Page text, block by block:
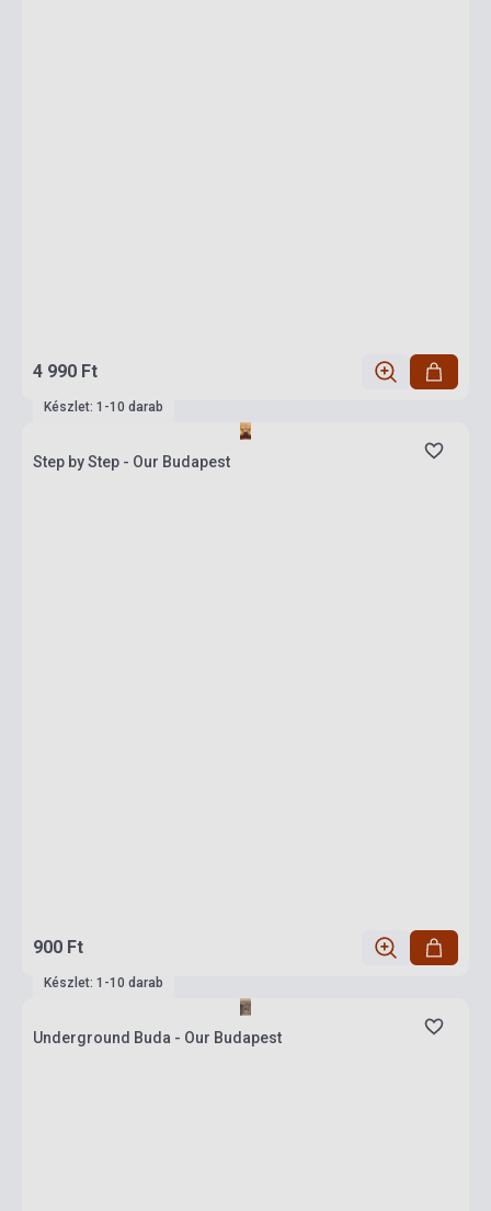
4 990 Ft
Készlet: 1-10 darab
Step by Step - Our Budapest
900 Ft
Készlet: 1-10 darab
Underground Buda - Our Budapest